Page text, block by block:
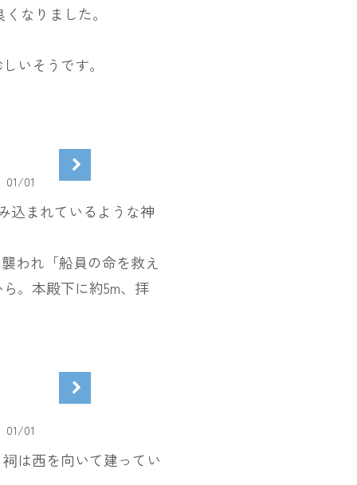
なりました。
いそうです。
01/01
込まれているような神
われ「船員の命を救え
。本殿下に約5m、拝
01/01
は西を向いて建ってい